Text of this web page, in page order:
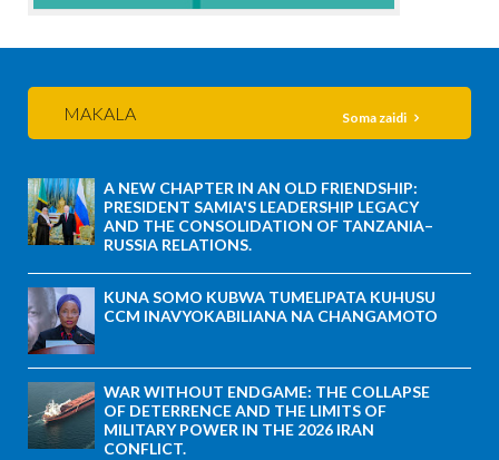
MAKALA Soma zaidi
A NEW CHAPTER IN AN OLD FRIENDSHIP:
PRESIDENT SAMIA'S LEADERSHIP LEGACY
AND THE CONSOLIDATION OF TANZANIA–
RUSSIA RELATIONS.
KUNA SOMO KUBWA TUMELIPATA KUHUSU
CCM INAVYOKABILIANA NA CHANGAMOTO
WAR WITHOUT ENDGAME: THE COLLAPSE
OF DETERRENCE AND THE LIMITS OF
MILITARY POWER IN THE 2026 IRAN
CONFLICT.